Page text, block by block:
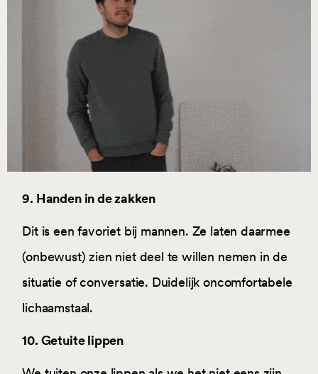
9. Handen in de zakken
Dit is een favoriet bij mannen. Ze laten daarmee
(onbewust) zien niet deel te willen nemen in de
situatie of conversatie. Duidelijk oncomfortabele
lichaamstaal.
10. Getuite lippen